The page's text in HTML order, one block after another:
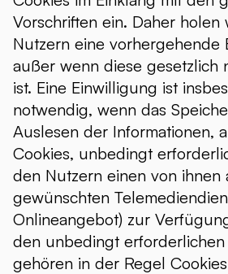
Vorschriften ein. Daher holen
Nutzern eine vorhergehende
außer wenn diese gesetzlich
ist. Eine Einwilligung ist
notwendig, wenn das
Auslesen der Informationen,
Cookies, unbedingt
den Nutzern einen von ihnen
gewünschten
Onlineangebot) zur
den unbedingt erforderlichen
gehören in der Regel